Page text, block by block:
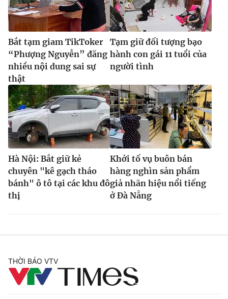
Bắt tạm giam TikToker
“Phượng Nguyễn” đăng
nhiều nội dung sai sự
thật
Tạm giữ đối tượng bạo
hành con gái 11 tuổi của
người tình
Hà Nội: Bắt giữ kẻ
chuyên "kê gạch tháo
bánh" ô tô tại các khu đô
thị
Khởi tố vụ buôn bán
hàng nghìn sản phẩm
giả nhãn hiệu nổi tiếng
ở Đà Nẵng
THỜI BÁO VTV